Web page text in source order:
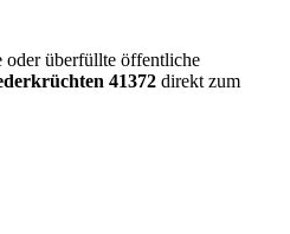
oder überfüllte öffentliche
41372 direkt zum